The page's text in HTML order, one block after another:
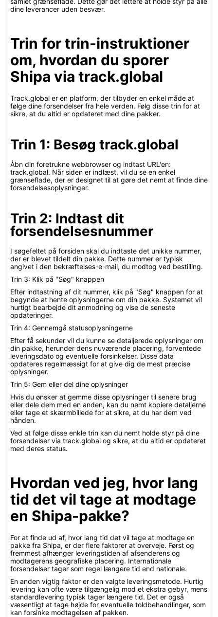
dine leverancer uden besvær.
Trin for trin-instruktioner
om, hvordan du sporer
Shipa via track.global
Track.global er en platform, der tilbyder en enkel måde at
følge dine forsendelser fra hele verden. Følg disse trin for at
sikre, at du altid er opdateret med dine pakker.
Trin 1: Besøg track.global
Åbn din foretrukne webbrowser og indtast URL'en:
track.global. Når siden er indlæst, vil du se en enkel
grænseflade, der er designet til at gøre det nemt at finde dine
forsendelsesoplysninger.
Trin 2: Indtast dit
forsendelsesnummer
I søgefeltet på forsiden skal du indtaste det unikke nummer,
der er blevet tildelt din pakke. Dette nummer er typisk
angivet i den bekræftelses-e-mail, du modtog ved bestilling.
Trin 3: Klik på "Søg" knappen
Efter indtastning af dit nummer, klik på "Søg" knappen for at
begynde at hente oplysningerne om din pakke. Systemet vil
hurtigt bearbejde dit anmodning og vise de seneste
opdateringer.
Trin 4: Gennemgå statusoplysningerne
Efter få sekunder vil du kunne se detaljerede oplysninger om
din pakke, herunder dens nuværende placering, forventede
leveringsdato og eventuelle forsinkelser. Disse data
opdateres regelmæssigt for at give dig de mest præcise
oplysninger.
Trin 5: Gem eller del dine oplysninger
Hvis du ønsker at gemme disse oplysninger til senere brug
eller dele dem med en anden, kan du nemt kopiere detaljerne
eller tage et skærmbillede for at sikre, at du har dem ved
hånden.
Ved at følge disse enkle trin kan du nemt holde styr på dine
forsendelser via track.global og sikre, at du altid er opdateret
med deres status.
Hvordan ved jeg, hvor lang
tid det vil tage at modtage
en Shipa-pakke?
For at finde ud af, hvor lang tid det vil tage at modtage en
pakke fra Shipa, er der flere faktorer at overveje. Først og
fremmest afhænger leveringstiden af afsenderens og
modtagerens geografiske placering. Internationale
forsendelser tager som regel længere tid end nationale.
En anden vigtig faktor er den valgte leveringsmetode. Hurtig
levering kan ofte være tilgængelig mod et ekstra gebyr, mens
standardlevering typisk tager længere tid. Det er også
væsentligt at tage højde for eventuelle toldbehandlinger, som
kan forsinke modtagelsen af pakken.